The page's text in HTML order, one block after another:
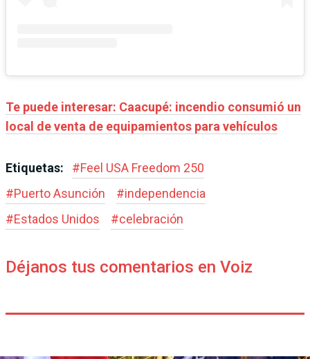
Te puede interesar: Caacupé: incendio consumió un
local de venta de equipamientos para vehículos
Etiquetas: #Feel USA Freedom 250
#Puerto Asunción #independencia
#Estados Unidos #celebración
Déjanos tus comentarios en Voiz